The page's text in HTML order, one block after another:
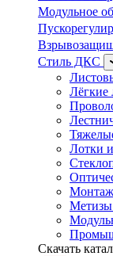
Модульное
Стиль ДКС
Лёгкие
Лотки
Метизы
Скачать